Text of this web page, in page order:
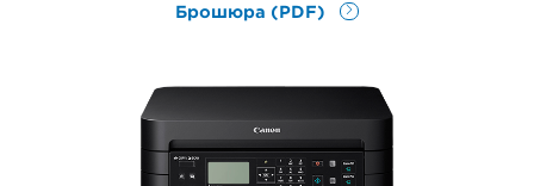
Брошюра (PDF)